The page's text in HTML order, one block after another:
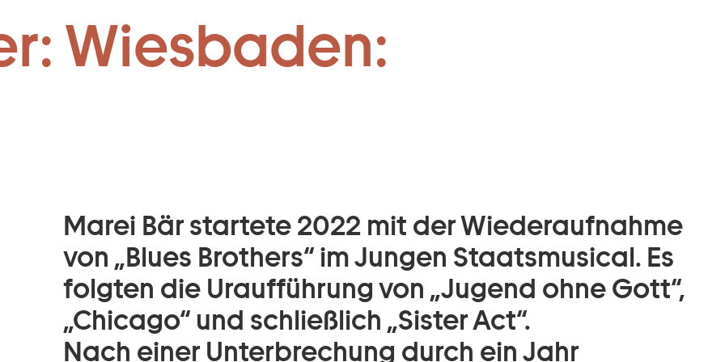
Zum Footer springen
Wiesbaden:
Marei Bär startete 2022 mit der Wiederaufnahme
von „Blues Brothers“ im Jungen Staatsmusical. Es
folgten die Uraufführung von „Jugend ohne Gott“,
„Chicago“ und schließlich „Sister Act“.
Nach einer Unterbrechung durch ein Jahr